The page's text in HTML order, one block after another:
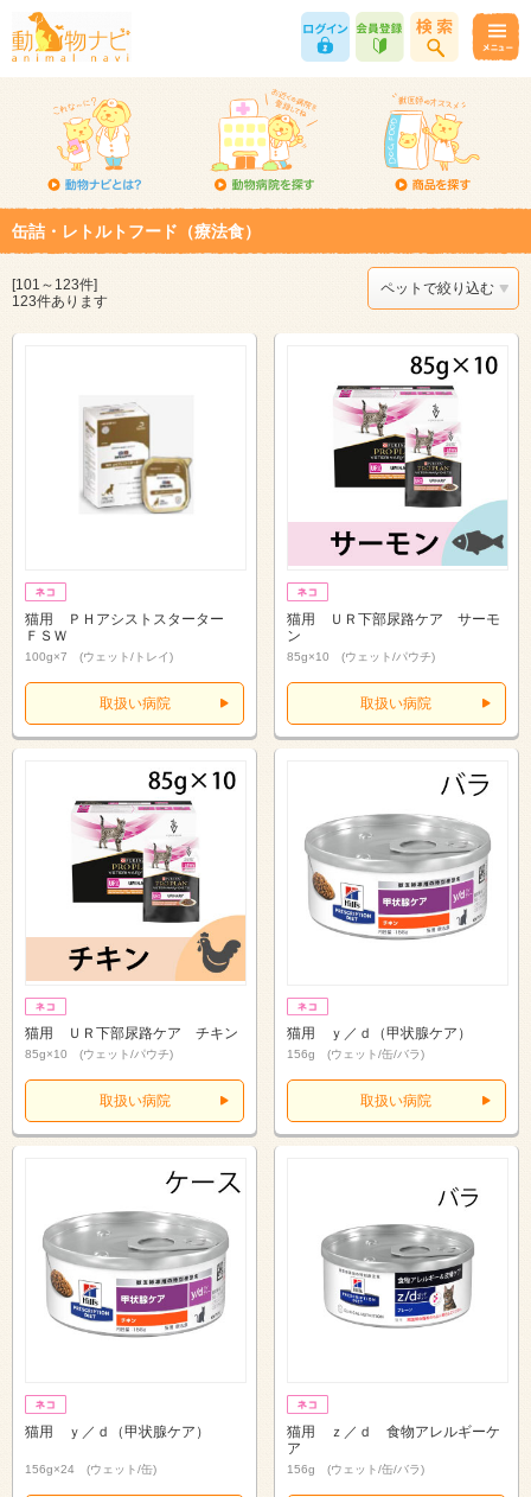
缶詰・レトルトフード（療法食）
[101～123件]
123件あります
ペットで絞り込む
猫用 ＰＨアシストスターター
ＦＳＷ
100g×7 (ウェット/トレイ)
取扱い病院
猫用 ＵＲ下部尿路ケア サーモ
ン
85g×10 (ウェット/パウチ)
取扱い病院
猫用 ＵＲ下部尿路ケア チキン
85g×10 (ウェット/パウチ)
取扱い病院
猫用 ｙ／ｄ（甲状腺ケア）
156g (ウェット/缶/バラ)
取扱い病院
猫用 ｙ／ｄ（甲状腺ケア）
156g×24 (ウェット/缶)
猫用 ｚ／ｄ 食物アレルギーケ
ア
156g (ウェット/缶/バラ)